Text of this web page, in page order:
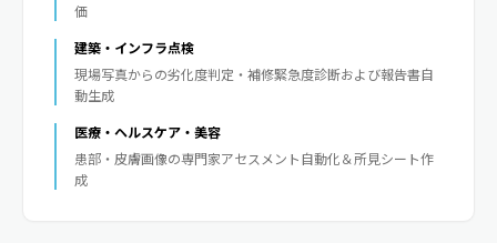
価
建築・インフラ点検
現場写真からの劣化度判定・補修緊急度診断および報告書自
動生成
医療・ヘルスケア・美容
患部・皮膚画像の専門家アセスメント自動化＆所見シート作
成